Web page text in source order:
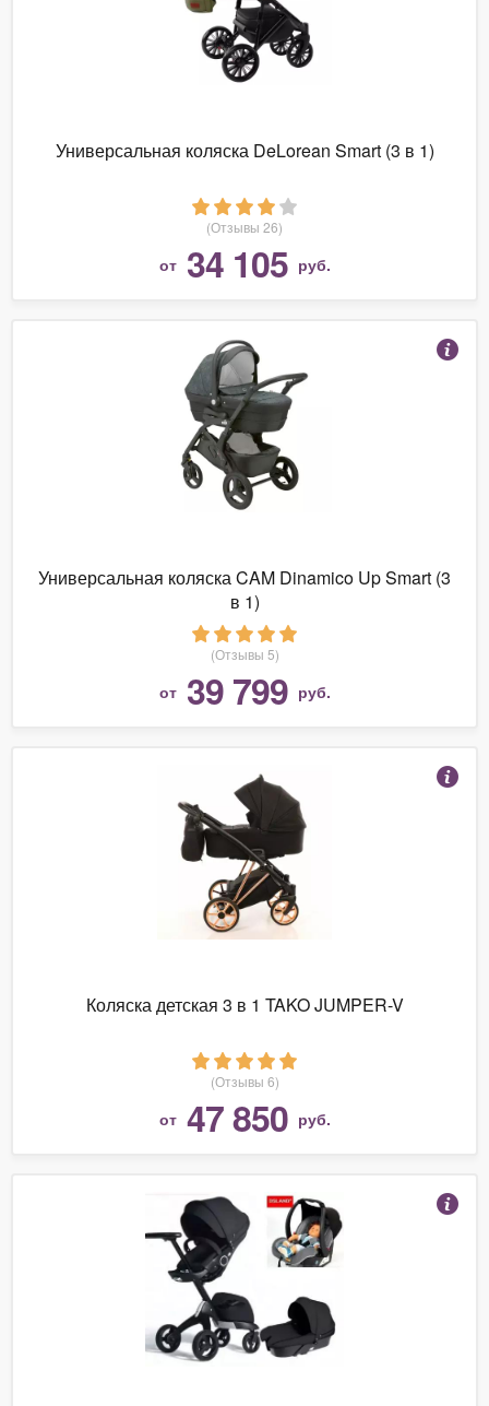
Универсальная коляска DeLorean Smart (3 в 1)
(Отзывы 26)
от 34 105 руб.
Универсальная коляска CAM Dinamico Up Smart (3
в 1)
(Отзывы 5)
от 39 799 руб.
Коляска детская 3 в 1 TAKO JUMPER-V
(Отзывы 6)
от 47 850 руб.